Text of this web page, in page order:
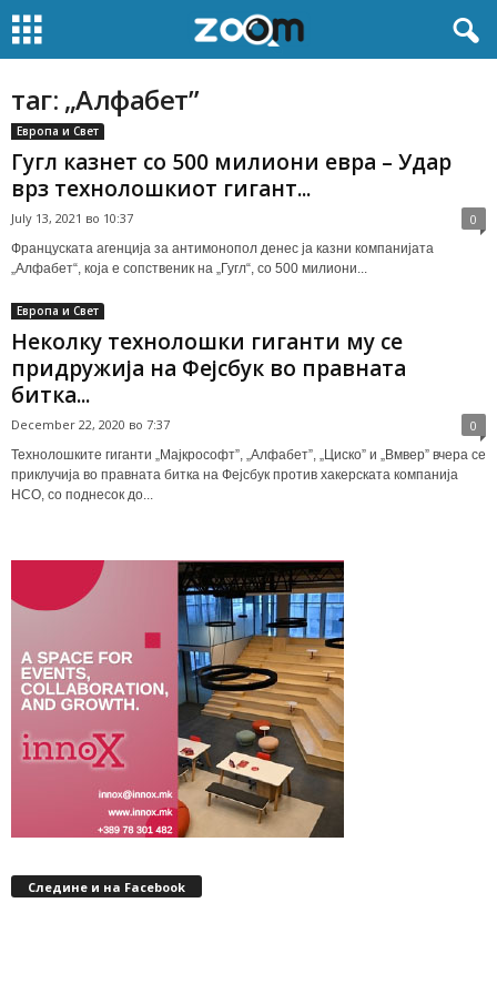
таг: „Алфабет”
Европа и Свет
Гугл казнет со 500 милиони евра – Удар
врз технолошкиот гигант...
July 13, 2021 во 10:37 0
Француската агенција за антимонопол денес ја казни компанијата
„Алфабет“, која е сопственик на „Гугл“, со 500 милиони...
Европа и Свет
Неколку технолошки гиганти му се
придружија на Фејсбук во правната
битка...
December 22, 2020 во 7:37 0
Технолошките гиганти „Мајкрософт”, „Алфабет”, „Циско” и „Вмвер” вчера се
приклучија во правната битка на Фејсбук против хакерската компанија
НСО, со поднесок до...
Следине и на Facebook